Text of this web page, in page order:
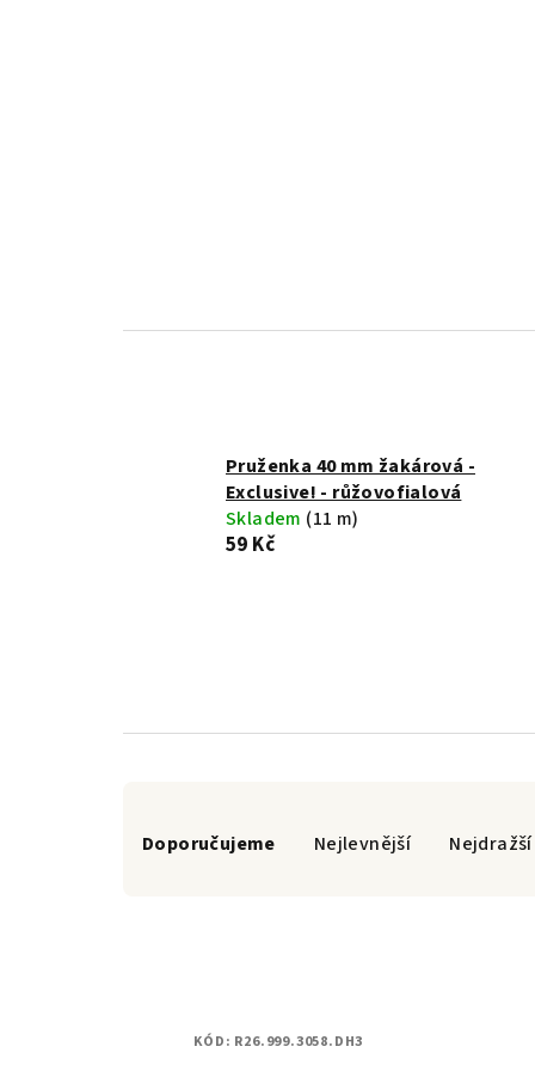
Pruženka 40 mm žakárová -
Exclusive! - růžovofialová
Skladem (11 m)
59 Kč
aDoporučujeme Nejlevnější Nejdražší
KÓD: R26.999.3058.DH3